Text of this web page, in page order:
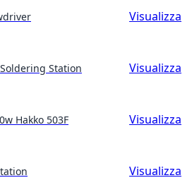
Visualizza
Station Visualizza
Hakko 503F Visualizza
Visualizza